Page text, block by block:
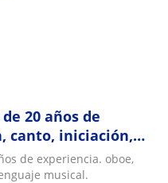
20 años de
canto, iniciación,
de experiencia. oboe,
musical.